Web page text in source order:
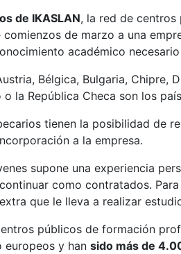
de IKASLAN, la red de
comienzos de marzo a una
académico
Bélgica, Bulgaria, Chipre,
o la República Checa son los
tienen la posibilidad de
a la empresa.
supone una experiencia
como contratados.
que le lleva a realizar
públicos de formación
europeos y han sido más de